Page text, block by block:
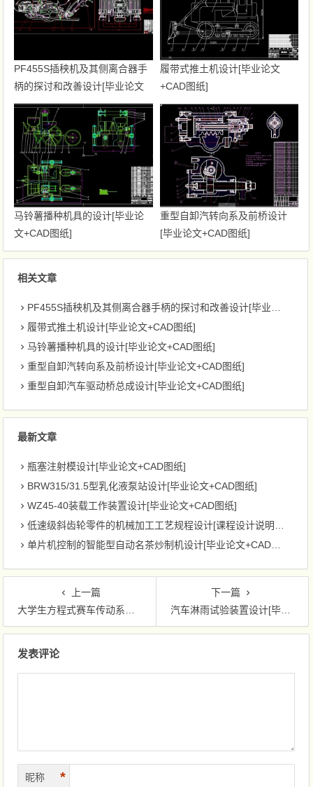
PF455S插秧机及其侧离合器手
柄的探讨和改善设计[毕业论文
+CAD图纸]
履带式推土机设计[毕业论文
+CAD图纸]
马铃薯播种机具的设计[毕业论
文+CAD图纸]
重型自卸汽转向系及前桥设计
[毕业论文+CAD图纸]
相关文章
PF455S插秧机及其侧离合器手柄的探讨和改善设计[毕业论文+CAD图纸]
履带式推土机设计[毕业论文+CAD图纸]
马铃薯播种机具的设计[毕业论文+CAD图纸]
重型自卸汽转向系及前桥设计[毕业论文+CAD图纸]
重型自卸汽车驱动桥总成设计[毕业论文+CAD图纸]
最新文章
瓶塞注射模设计[毕业论文+CAD图纸]
BRW315/31.5型乳化液泵站设计[毕业论文+CAD图纸]
WZ45-40装载工作装置设计[毕业论文+CAD图纸]
低速级斜齿轮零件的机械加工工艺规程设计[课程设计说明书+CAD图纸]
单片机控制的智能型自动名茶炒制机设计[毕业论文+CAD图纸]
上一篇
大学生方程式赛车传动系统设计[毕业论文+UG三维+CAD图纸]
下一篇
汽车淋雨试验装置设计[毕业论文+Pro/E三维+CAD图纸]
发表评论
昵称 *